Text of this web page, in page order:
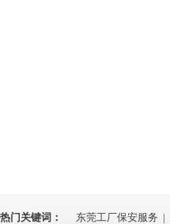
热门关键词： 东莞工厂保安服务 |